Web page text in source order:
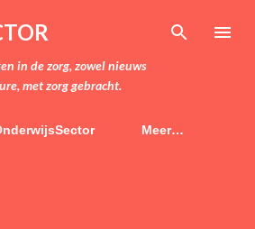
naar hoofdcontent
in de zorg, zowel nieuws
met zorg gebracht.
Meer…